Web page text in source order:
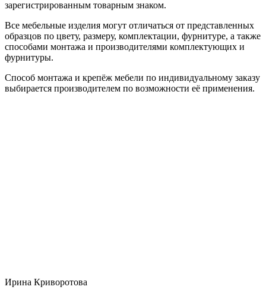
зарегистрированным товарным знаком.
Все мебельные изделия могут отличаться от представленных
образцов по цвету, размеру, комплектации, фурнитуре, а также
способами монтажа и производителями комплектующих и
фурнитуры.
Способ монтажа и крепёж мебели по индивидуальному заказу
выбирается производителем по возможности её применения.
Ирина Криворотова